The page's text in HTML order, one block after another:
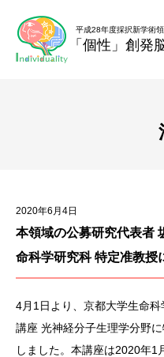
平成28年度採択新学術
「個性」創発
2020年6月4日
本領域の公募研究代表者
命科学研究科 特定准教授
4月1日より、京都大学生命
講座 光神経分子生理学分野
しました。本講座は2020年1